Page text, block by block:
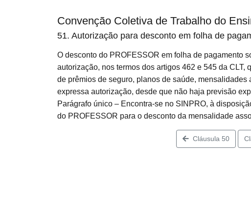
Convenção Coletiva de Trabalho do
51. Autorização para desconto em folha de
O desconto do PROFESSOR em folha de pagamento
autorização, nos termos dos artigos 462 e 545 da
de prêmios de seguro, planos de saúde,
expressa autorização, desde que não haja previsão
Parágrafo único – Encontra-se no SINPRO, à
do PROFESSOR para o desconto da mensalidade
Cláusula 50